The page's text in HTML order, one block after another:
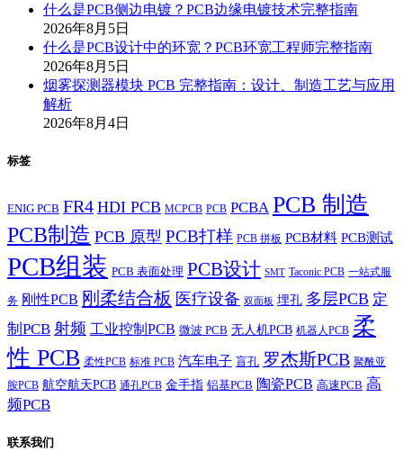
什么是PCB侧边电镀？PCB边缘电镀技术完整指南
2026年8月5日
什么是PCB设计中的环宽？PCB环宽工程师完整指南
2026年8月5日
烟雾探测器模块 PCB 完整指南：设计、制造工艺与应用
解析
2026年8月4日
标签
ENIG PCB FR4 HDI PCB MCPCB PCB PCBA PCB 制造
PCB制造 PCB 原型 PCB打样 PCB 拼板 PCB材料 PCB测试
PCB组装 PCB 表面处理 PCB设计 SMT Taconic PCB 一站式服
务 刚性PCB 刚柔结合板 医疗设备 双面板 埋孔 多层PCB 定
制PCB 射频 工业控制PCB 微波 PCB 无人机PCB 机器人PCB 柔
性 PCB 柔性PCB 标准 PCB 汽车电子 盲孔 罗杰斯PCB 聚酰亚
胺PCB 航空航天PCB 通孔PCB 金手指 铝基PCB 陶瓷PCB 高速PCB 高
频PCB
联系我们